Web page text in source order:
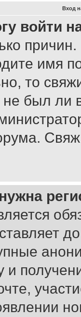
Вход
войти
имя
то
был ли
и